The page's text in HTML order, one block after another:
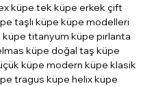
küpe tek küpe erkek çift
taşlı küpe küpe modelleri
titanyum küpe pırlanta
küpe doğal taş küpe
küpe modern küpe klasik
tragus küpe helix küpe